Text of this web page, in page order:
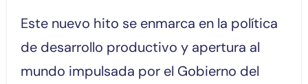
Este nuevo hito se enmarca en la política
de desarrollo productivo y apertura al
mundo impulsada por el Gobierno del